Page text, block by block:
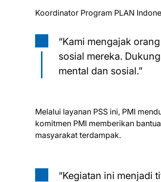
Koordinator Program PLAN
“Kami mengajak
sosial mereka.
mental dan sosial.”
Melalui layanan PSS ini, PMI
komitmen PMI memberikan
masyarakat terdampak.
“Kegiatan ini menjadi